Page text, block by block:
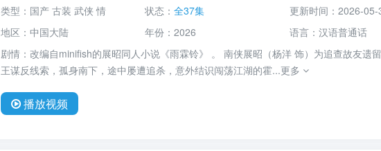
类型： 国产 古装 武侠 情 状态：全37集 更新时间： 2026-05-
地区： 中国大陆 年份：2026 语言： 汉语普通话
剧情： 改编自minifish的展昭同人小说《雨霖铃》 。 南侠展昭（杨洋 饰）为追查故友遗
王谋反线索，孤身南下，途中屡遭追杀，意外结识闯荡江湖的霍...更多
播放视频